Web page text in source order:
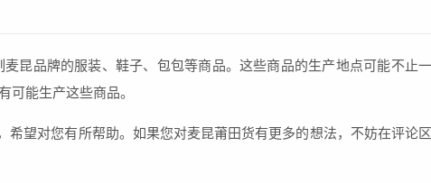
昆品牌的服装、鞋子、包包等商品。这些商品的生产地点可能不止一
可能生产这些商品。
希望对您有所帮助。如果您对麦昆莆田货有更多的想法，不妨在评论区